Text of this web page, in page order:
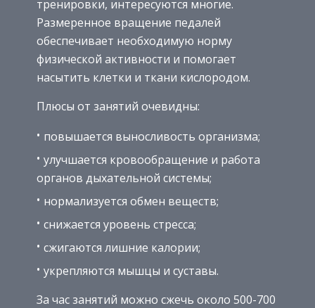
тренировки, интересуются многие.
Размеренное вращение педалей
обеспечивает необходимую норму
физической активности и помогает
насытить клетки и ткани кислородом.
Плюсы от занятий очевидны:
повышается выносливость организма;
улучшается кровообращение и работа
органов дыхательной системы;
нормализуется обмен веществ;
снижается уровень стресса;
сжигаются лишние калории;
укрепляются мышцы и суставы.
За час занятий можно сжечь около 500-700